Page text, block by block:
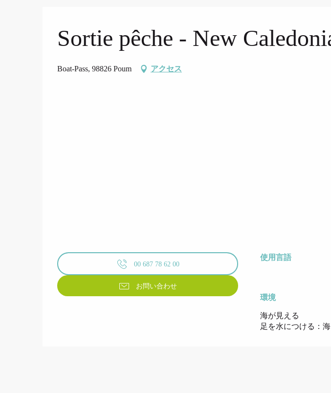
Sortie pêche - New
Boat-Pass, 98826 Poum アクセス
00 687 78 62 00
お問い合わせ
使用言語
使用言語
環境
環境
海が見える
足を水につける：海